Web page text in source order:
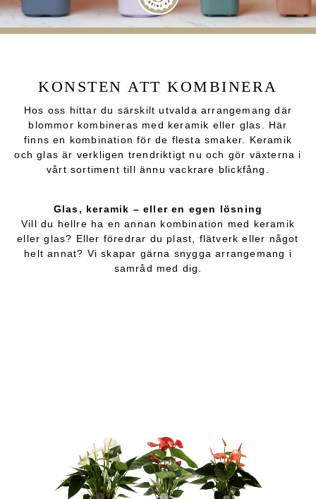
KONSTEN ATT KOMBINERA
Hos oss hittar du särskilt utvalda arrangemang där
blommor kombineras med keramik eller glas. Här
finns en kombination för de flesta smaker. Keramik
och glas är verkligen trendriktigt nu och gör växterna i
vårt sortiment till ännu vackrare blickfång.
Glas, keramik – eller en egen lösning
Vill du hellre ha en annan kombination med keramik
eller glas? Eller föredrar du plast, flätverk eller något
helt annat? Vi skapar gärna snygga arrangemang i
samråd med dig.